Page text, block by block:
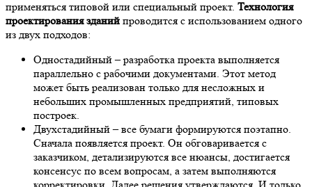
применяться типовой или специальный проект. Технология
проектирования зданий проводится с использованием одного
из двух подходов:
Одностадийный – разработка проекта выполняется
параллельно с рабочими документами. Этот метод
может быть реализован только для несложных и
небольших промышленных предприятий, типовых
построек.
Двухстадийный – все бумаги формируются поэтапно.
Сначала появляется проект. Он обговаривается с
заказчиком, детализируются все нюансы, достигается
консенсус по всем вопросам, а затем выполняются
корректировки. Далее решения утверждаются. И только